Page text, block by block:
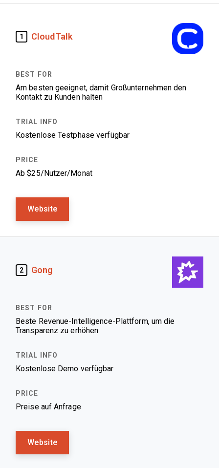
1 CloudTalk
Am besten geeignet, damit Großunternehmen den
Kontakt zu Kunden halten
Kostenlose Testphase verfügbar
Ab $25/Nutzer/Monat
Website
2 Gong
Beste Revenue-Intelligence-Plattform, um die
Transparenz zu erhöhen
Kostenlose Demo verfügbar
Preise auf Anfrage
Website